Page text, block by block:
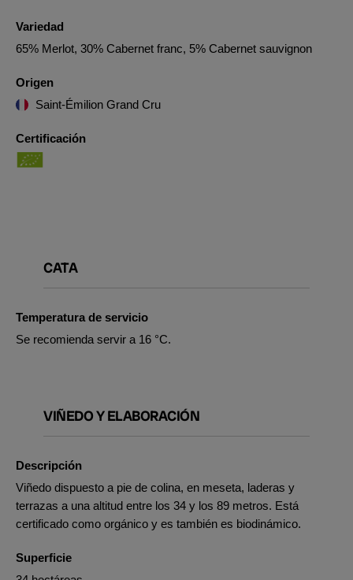
Variedad
65% Merlot, 30% Cabernet franc, 5% Cabernet sauvignon
Origen
Saint-Émilion Grand Cru
Certificación
CATA
Temperatura de servicio
Se recomienda servir a 16 °C.
VIÑEDO Y ELABORACIÓN
Descripción
Viñedo dispuesto a pie de colina, en meseta, laderas y
terrazas a una altitud entre los 34 y los 89 metros. Está
certificado como orgánico y es también es biodinámico.
Superficie